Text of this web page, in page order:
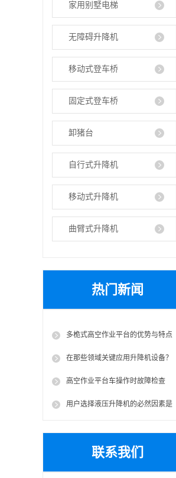
家用别墅电梯
无障碍升降机
移动式登车桥
固定式登车桥
卸猪台
自行式升降机
移动式升降机
曲臂式升降机
热门新闻
多桅式高空作业平台的优势与特点
在那些领域关键应用升降机设备？
高空作业平台车操作时故障检查
用户选择液压升降机的必然因素是
联系我们